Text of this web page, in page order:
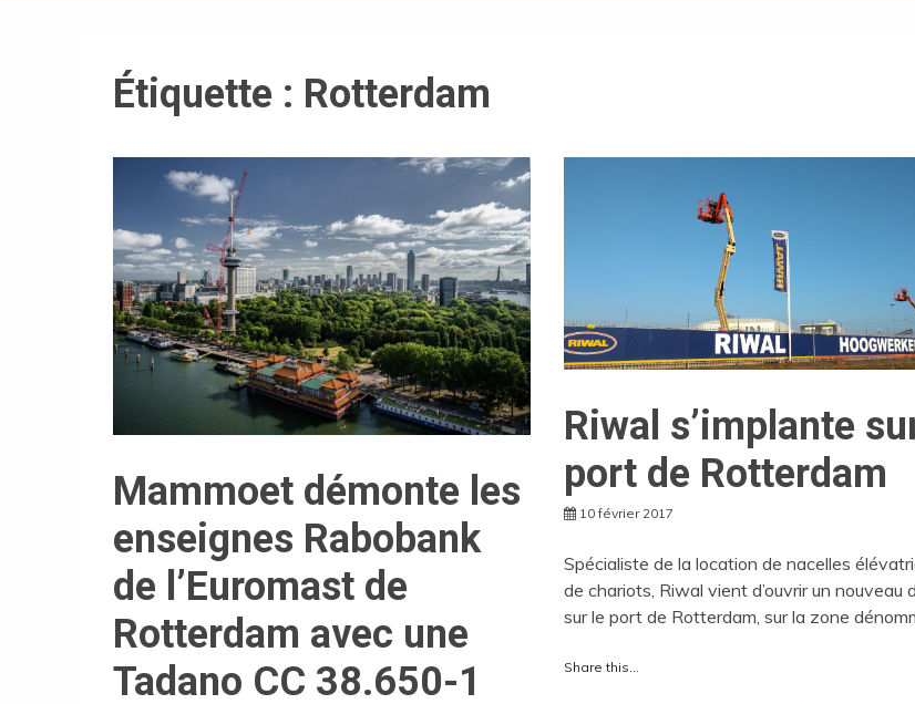
Étiquette : Rotterdam
Mammoet démonte les
enseignes Rabobank
de l’Euromast de
Rotterdam avec une
Tadano CC 38.650-1
Riwal s’implante
port de Rotterdam
10 février 2017
Spécialiste de la location de nacelles
de chariots, Riwal vient d’ouvrir un nouveau
sur le port de Rotterdam, sur la zone
Share this...